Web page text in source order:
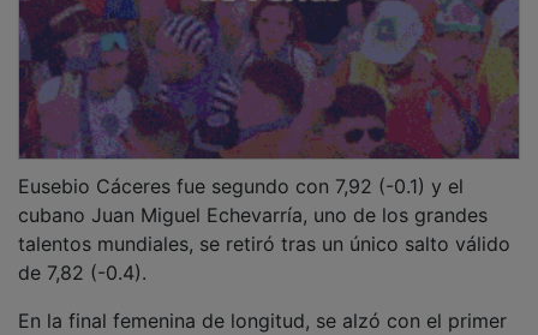
Eusebio Cáceres fue segundo con 7,92 (-0.1) y el
cubano Juan Miguel Echevarría, uno de los grandes
talentos mundiales, se retiró tras un único salto válido
de 7,82 (-0.4).
En la final femenina de longitud, se alzó con el primer